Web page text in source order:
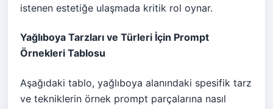
istenen estetiğe ulaşmada kritik rol oynar.
Yağlıboya Tarzları ve Türleri İçin Prompt
Örnekleri Tablosu
Aşağıdaki tablo, yağlıboya alanındaki spesifik tarz
ve tekniklerin örnek prompt parçalarına nasıl